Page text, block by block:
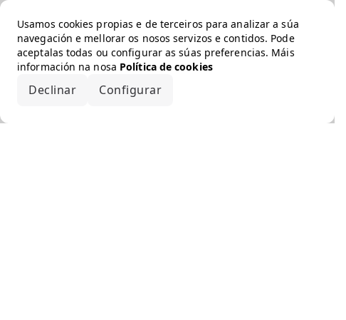
Usamos cookies propias e de terceiros para analizar a súa
navegación e mellorar os nosos servizos e contidos. Pode
aceptalas todas ou configurar as súas preferencias. Máis
información na nosa Política de cookies
Declinar Configurar